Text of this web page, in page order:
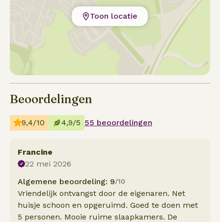
Toon locatie
Beoordelingen
9,4/10 4,9/5 55 beoordelingen
Francine
22 mei 2026
Algemene beoordeling: 9/10
Vriendelijk ontvangst door de eigenaren. Net
huisje schoon en opgeruimd. Goed te doen met
5 personen. Mooie ruime slaapkamers. De